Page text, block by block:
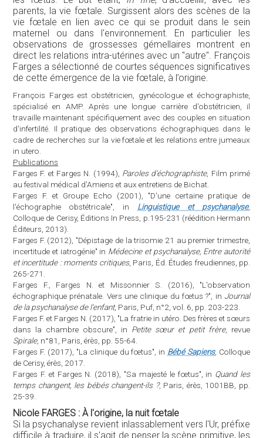
parents, la vie fœtale. Surgissent alors des scènes de la
vie fœtale en lien avec ce qui se produit dans le sein
maternel ou dans l'environnement. En particulier les
observations de grossesses gémellaires montrent en
direct les relations intra-utérines avec un "autre". François
Farges a sélectionné de courtes séquences significatives
de cette émergence de la vie fœtale, à l’origine.
François Farges est obstétricien, gynécologue et échographiste,
spécialisé en AMP. Après une longue carrière d'obstétricien, il
travaille maintenant spécifiquement avec des couples en situation
d'infertilité. Il pratique des observations échographiques dans le
cadre de recherches sur la vie fœtale et les relations entre jumeaux
in utero.
Publications
Farges F. et Farges N. (1994), Paroles d'échographiste, Film primé
au festival médical d'Amiens et aux entretiens de Bichat.
Farges F. et Groupe Echo (2001), "D'une certaine pratique de
l'échographie obstétricale", in Linguistique et psychanalyse,
Colloque de Cerisy, Éditions In Press, p.195-231 (réédition Hermann
Éditeurs, 2013).
Farges F. (2012), "Dépistage de la trisomie 21 au premier trimestre,
incertitude et iatrogénie" in Médecine et psychanalyse, Entre autorité
et incertitude : moments critiques, Paris, Éd. Études freudiennes, pp.
265-271.
Farges F., Farges N. et Missonnier S. (2016), "L'observation
échographique prénatale. Vers une clinique du fœtus ?", in Journal
de la psychanalyse de l'enfant, Paris, Puf, n°2, vol. 6, pp. 203-223.
Farges F. et Farges N. (2017), "La fratrie in utéro. Des frères et sœurs
dans la chambre obscure", in Petite sœur et petit frère, revue
Spirale, n°81, Paris, érès, pp. 55-64.
Farges F. (2017), "La clinique du fœtus", in Bébé Sapiens, Colloque
de Cerisy, érès, 2017.
Farges F. et Farges N. (2018), "Sa majesté le fœtus", in Quand les
temps changent, les bébés changent-ils ?, Paris, érès, 1001BB, pp.
25-39.
Nicole FARGES : À l'origine, la nuit fœtale
Si la psychanalyse revient inlassablement vers l'Ur, préfixe
difficile à traduire, il s'agit de penser la scène primitive, les